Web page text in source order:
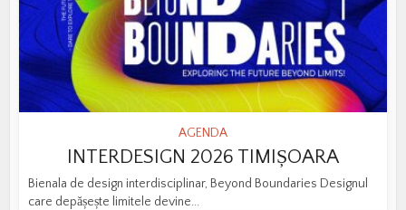
AGENDA
INTERDESIGN 2026 TIMIȘOARA
Bienala de design interdisciplinar, Beyond Boundaries Designul
care depășește limitele devine...